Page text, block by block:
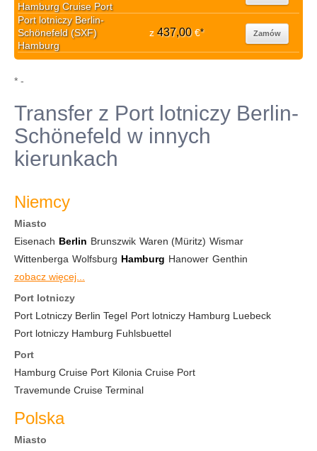
Hamburg Cruise Port
Port lotniczy Berlin-
Schönefeld (SXF)
Hamburg
z 437,00€* Zamów
* -
Transfer z Port lotniczy Berlin-
Schönefeld w innych
kierunkach
Niemcy
Miasto
Eisenach Berlin Brunszwik Waren (Müritz) Wismar
Wittenberga Wolfsburg Hamburg Hanower Genthin
zobacz więcej...
Port lotniczy
Port Lotniczy Berlin Tegel Port lotniczy Hamburg Luebeck
Port lotniczy Hamburg Fuhlsbuettel
Port
Hamburg Cruise Port Kilonia Cruise Port
Travemunde Cruise Terminal
Polska
Miasto